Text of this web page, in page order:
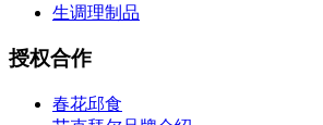
生调理制品
授权合作
春花邱食